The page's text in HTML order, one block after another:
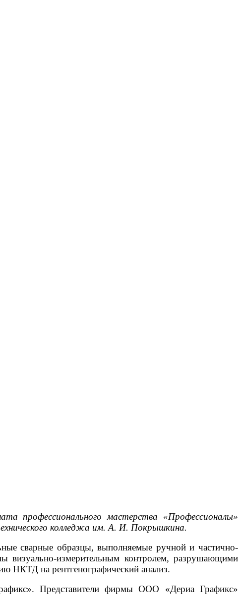
профессионального мастерства «Профессионалы»
колледжа им. А. И. Покрышкина.
сварные образцы, выполняемые ручной и частично-
визуально-измерительным контролем, разрушающими
НКТД на рентгенографический анализ.
Представители фирмы ООО «Дериа Графикс»